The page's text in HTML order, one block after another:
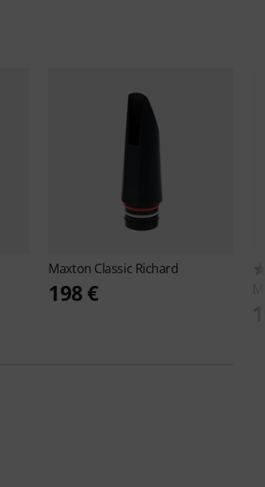
Maxton Classic Richard
198 €